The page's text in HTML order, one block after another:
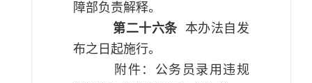
障部负责解释。
第二十六条
本办法自发
布之日起施行。
附件：公务员录用违规